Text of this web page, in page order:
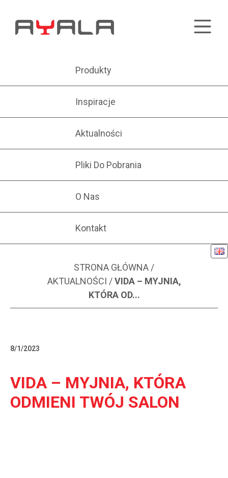
Produkty
Inspiracje
Aktualności
Pliki Do Pobrania
O Nas
Kontakt
ARTYKUŁ AKTUALNOŚCISTRONA GŁÓWNA /
AKTUALNOŚCI /VIDA – MYJNIA,
KTÓRA OD...
8/1/2023
VIDA – MYJNIA, KTÓRA
ODMIENI TWÓJ SALON